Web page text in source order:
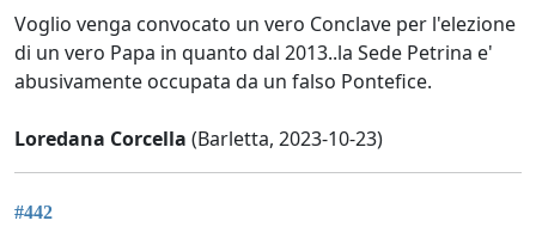
Voglio venga convocato un vero Conclave per l'elezione
di un vero Papa in quanto dal 2013..la Sede Petrina e'
abusivamente occupata da un falso Pontefice.
Loredana Corcella (Barletta, 2023-10-23)
#442